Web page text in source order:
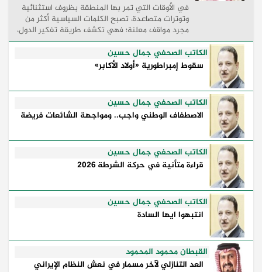
في الأوقات التي تمر بها المنطقة بظروف استثنائية
وتوترات متصاعدة، تصبح الكلمات السياسية أكثر من
مجرد مواقف معلنة؛ فهي تكشف طريقة تفكير الدول،
وكيفية إدارتها للأزمات، والحدود التي تفصل بين القوة
...
الكاتب الصحفي جمال حسين
سقوط إمبراطورية «أولاد الأكابر»
الكاتب الصحفي جمال حسين
الاصطفاف الوطني واجب.. ومواجهة الشائعات فريضة
الكاتب الصحفي جمال حسين
قراءة متأنية في حركة الشرطة 2026
الكاتب الصحفي جمال حسين
انتبهوا ايها السادة
القبطان محمود المحمود
العد التنازلي لآخر مسمار في نعش النظام الإيراني